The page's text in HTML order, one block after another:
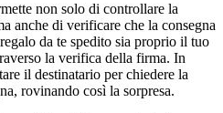
non solo di controllare la
anche di verificare che la consegna
da te spedito sia proprio il tuo
la verifica della firma. In
il destinatario per chiedere la
rovinando così la sorpresa.